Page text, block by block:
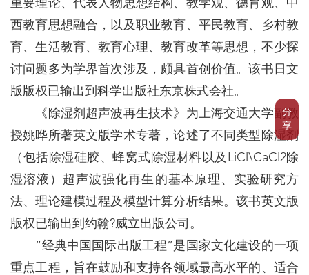
分
享
重要理论、代表人物思想结构、教学观、德育观、中
西教育思想融合，以及职业教育、平民教育、乡村教
育、生活教育、教育心理、教育改革等思想，不少探
讨问题多为学界首次涉及，颇具首创价值。该书日文
版版权已输出到科学出版社东京株式会社。
《除湿剂超声波再生技术》为上海交通大学副教
授姚晔所著英文版学术专著，论述了不同类型除湿剂
（包括除湿硅胶、蜂窝式除湿材料以及LiCl\CaCl2除
湿溶液）超声波强化再生的基本原理、实验研究方
法、理论建模过程及模型计算分析结果。该书英文版
版权已输出到约翰?威立出版公司。
“经典中国国际出版工程”是国家文化建设的一项
重点工程，旨在鼓励和支持各领域最高水平的、适合